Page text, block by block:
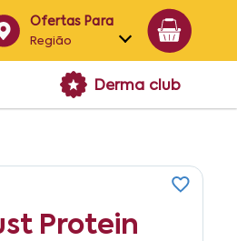
Ofertas Para
Região
Alagoas
Derma club
Protein